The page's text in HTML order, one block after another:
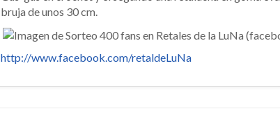
bruja de unos 30 cm.
http://www.facebook.com/retaldeLuNa